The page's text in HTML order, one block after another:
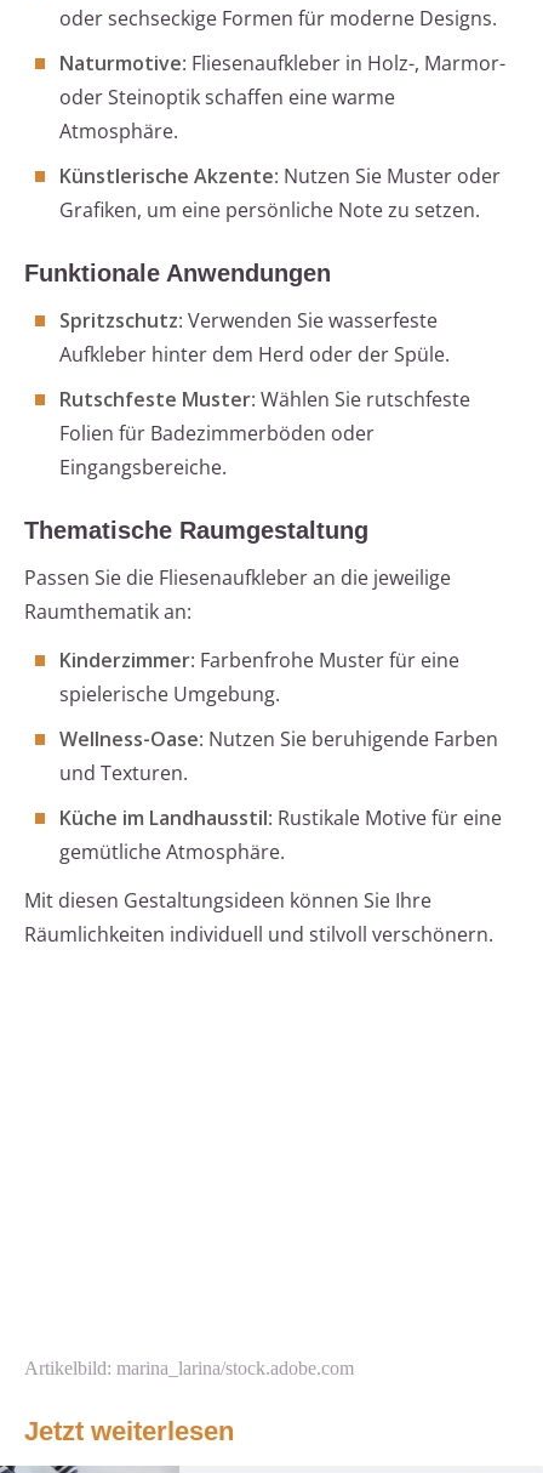
oder sechseckige Formen für moderne Designs.
Naturmotive: Fliesenaufkleber in Holz-, Marmor-
oder Steinoptik schaffen eine warme
Atmosphäre.
Künstlerische Akzente: Nutzen Sie Muster oder
Grafiken, um eine persönliche Note zu setzen.
Funktionale Anwendungen
Spritzschutz: Verwenden Sie wasserfeste
Aufkleber hinter dem Herd oder der Spüle.
Rutschfeste Muster: Wählen Sie rutschfeste
Folien für Badezimmerböden oder
Eingangsbereiche.
Thematische Raumgestaltung
Passen Sie die Fliesenaufkleber an die jeweilige
Raumthematik an:
Kinderzimmer: Farbenfrohe Muster für eine
spielerische Umgebung.
Wellness-Oase: Nutzen Sie beruhigende Farben
und Texturen.
Küche im Landhausstil: Rustikale Motive für eine
gemütliche Atmosphäre.
Mit diesen Gestaltungsideen können Sie Ihre
Räumlichkeiten individuell und stilvoll verschönern.
Artikelbild: marina_larina/stock.adobe.com
Jetzt weiterlesen